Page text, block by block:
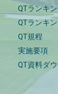
QTランキ
QTランキ
QT規程
実施要項
QT資料ダ